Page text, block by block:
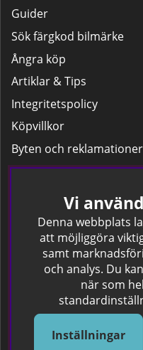
Guider
Sök färgkod bilmärke
Ångra köp
Artiklar & Tips
Integritetspolicy
Köpvillkor
Byten och reklamationer
Leverans
Hitta färgkoden på bilen.
Företagskund
Om oss
Om Spraycan
IKEA Färger
Vi
Denna webbplats
att möjliggöra
samt
och analys. Du
när som
Inställningar